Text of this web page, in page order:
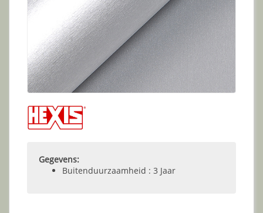
Gegevens:
Buitenduurzaamheid : 3 Jaar